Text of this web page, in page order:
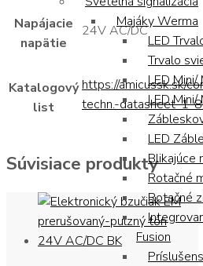
Majáky Werma
LED
Trvalo
LED
LED
LED
Blikajúce
Rotačné
Rotačné
Fusion
Napájacie
napätie
24V AC/DC
Katalogový
list
https://amicussk.sk/
techn.-datasheet-1-
Súvisiace produkty